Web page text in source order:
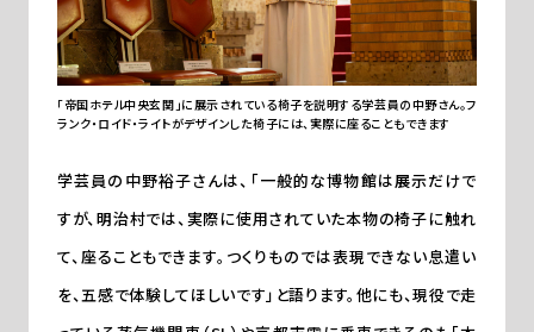
「帝国ホテル中央玄関」に展示されている椅子を説明する学芸員の中野さん。フ
ランク・ロイド・ライトがデザインした椅子には、実際に座ることもできます
学芸員の中野裕子さんは、「一般的な博物館は展示だけで
すが、明治村では、実際に使用されていた本物の椅子に触れ
て、座ることもできます。つくりものでは表現できない息遣い
を、五感で体験してほしいです」と語ります。他にも、現役で走